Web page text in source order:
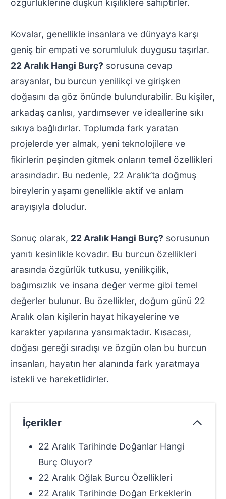
Kovalar, genellikle insanlara ve dünyaya karşı
geniş bir empati ve sorumluluk duygusu taşırlar.
22 Aralık Hangi Burç? sorusuna cevap
arayanlar, bu burcun yenilikçi ve girişken
doğasını da göz önünde bulundurabilir. Bu kişiler,
arkadaş canlısı, yardımsever ve ideallerine sıkı
sıkıya bağlıdırlar. Toplumda fark yaratan
projelerde yer almak, yeni teknolojilere ve
fikirlerin peşinden gitmek onların temel özellikleri
arasındadır. Bu nedenle, 22 Aralık’ta doğmuş
bireylerin yaşamı genellikle aktif ve anlam
arayışıyla doludur.
Sonuç olarak, 22 Aralık Hangi Burç? sorusunun
yanıtı kesinlikle kovadır. Bu burcun özellikleri
arasında özgürlük tutkusu, yenilikçilik,
bağımsızlık ve insana değer verme gibi temel
değerler bulunur. Bu özellikler, doğum günü 22
Aralık olan kişilerin hayat hikayelerine ve
karakter yapılarına yansımaktadır. Kısacası,
doğası gereği sıradışı ve özgün olan bu burcun
insanları, hayatın her alanında fark yaratmaya
istekli ve hareketlidirler.
İçerikler
22 Aralık Tarihinde Doğanlar Hangi
Burç Oluyor?
22 Aralık Oğlak Burcu Özellikleri
22 Aralık Tarihinde Doğan Erkeklerin